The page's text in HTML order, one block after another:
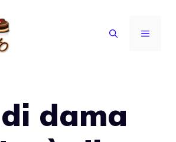
MENU
dama